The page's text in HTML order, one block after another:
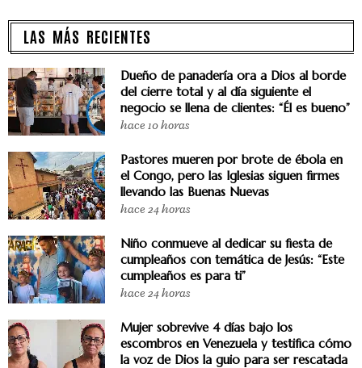
LAS MÁS RECIENTES
Dueño de panadería ora a Dios al borde
del cierre total y al día siguiente el
negocio se llena de clientes: “Él es bueno”
hace 10 horas
Pastores mueren por brote de ébola en
el Congo, pero las Iglesias siguen firmes
llevando las Buenas Nuevas
hace 24 horas
Niño conmueve al dedicar su fiesta de
cumpleaños con temática de Jesús: “Este
cumpleaños es para ti”
hace 24 horas
Mujer sobrevive 4 días bajo los
escombros en Venezuela y testifica cómo
la voz de Dios la guio para ser rescatada